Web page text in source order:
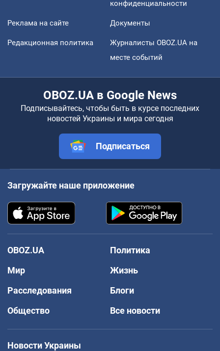
конфиденциальности
Реклама на сайте Документы
Редакционная политика
Журналисты OBOZ.UA на
месте событий
OBOZ.UA в Google News
Подписывайтесь, чтобы быть в курсе последних
новостей Украины и мира сегодня
Подписаться
Загружайте наше приложение
OBOZ.UA
Политика
Мир
Жизнь
Расследования
Блоги
Общество
Все новости
Новости Украины